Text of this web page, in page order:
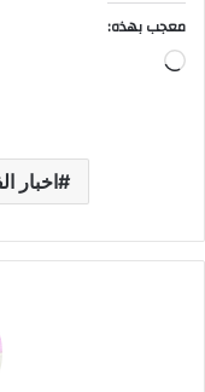
معجب بهذه:
جاري
اخبار